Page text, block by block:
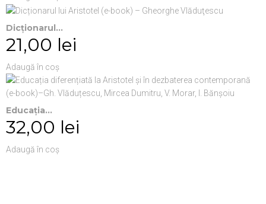
Dicționarul...
21,00 lei
Adaugă în coș
Educația...
32,00 lei
Adaugă în coș